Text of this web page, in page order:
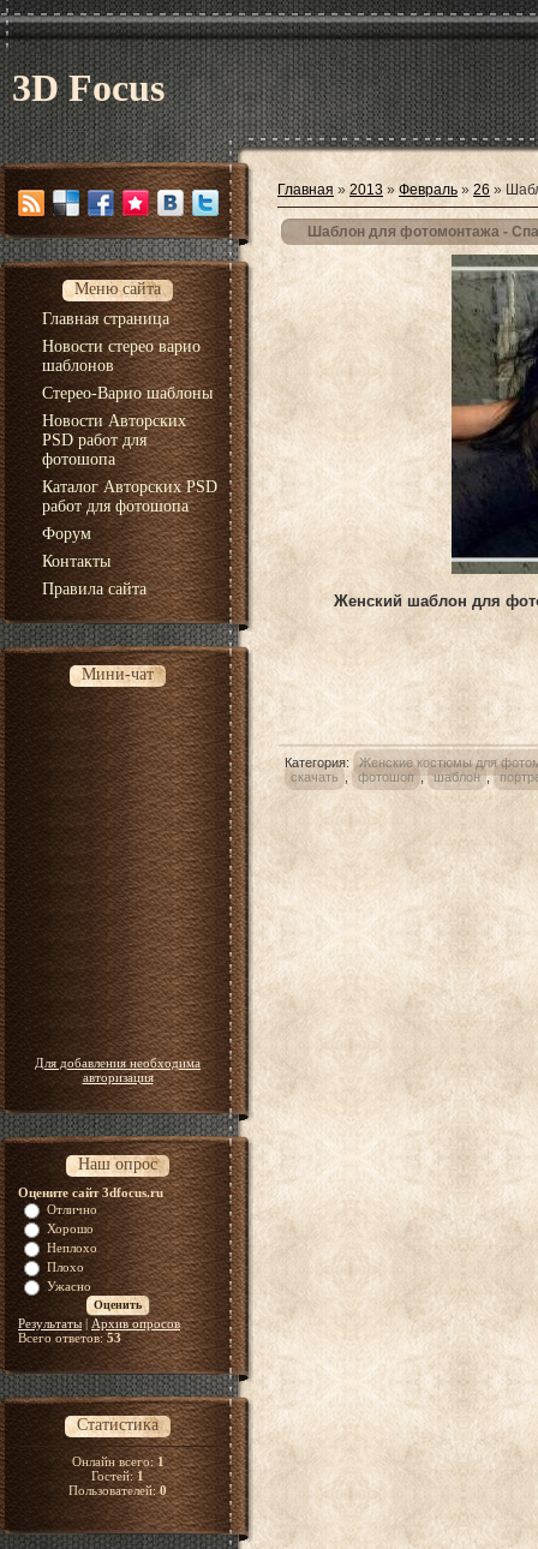
3D Focus
Меню сайта
Главная страница
Новости стерео варио
шаблонов
Стерео-Варио шаблоны
Новости Авторских
PSD работ для
фотошопа
Каталог Авторских PSD
работ для фотошопа
Форум
Контакты
Правила сайта
Мини-чат
Для добавления необходима
авторизация
Наш опрос
Оцените сайт 3dfocus.ru
Отлично
Хорошо
Неплохо
Плохо
Ужасно
Результаты| Архив опросов
Всего ответов:53
Статистика
Онлайн всего:1
Гостей:1
Пользователей:0
Главная » 2013 » Февраль » 26 »
Шаблон для фотомонтажа -
Женский шаблон для
Категория:
Женские костюмы для
скачать
фотошоп , шаблон ,